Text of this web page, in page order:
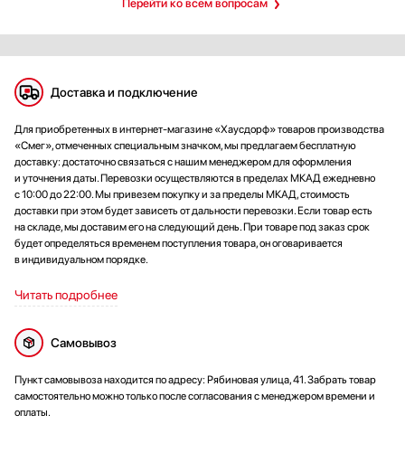
Перейти ко всем вопросам
Доставка и подключение
Для приобретенных в интернет-магазине «Хаусдорф» товаров производства
«Смег», отмеченных специальным значком, мы предлагаем бесплатную
доставку: достаточно связаться с нашим менеджером для оформления
и уточнения даты. Перевозки осуществляются в пределах МКАД ежедневно
с 10:00 до 22:00. Мы привезем покупку и за пределы МКАД, стоимость
доставки при этом будет зависеть от дальности перевозки. Если товар есть
на складе, мы доставим его на следующий день. При товаре под заказ срок
будет определяться временем поступления товара, он оговаривается
в индивидуальном порядке.
Читать подробнее
Самовывоз
Пункт самовывоза находится по адресу: Рябиновая улица, 41. Забрать товар
самостоятельно можно только после согласования с менеджером времени и
оплаты.